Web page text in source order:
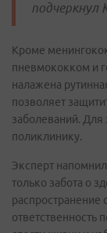
подчеркнул
Кроме
пневмококком и
налажена
позволяет
заболеваний. Для
поликлинику.
Эксперт
только забота о
ответственность